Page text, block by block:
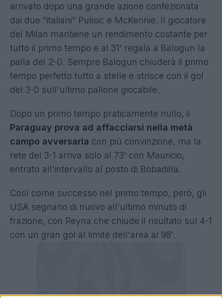
arrivato dopo una grande azione confezionata
dai due "italiani" Pulisic e McKennie. Il giocatore
del Milan mantiene un rendimento costante per
tutto il primo tempo e al 31' regala a Balogun la
palla del 2-0. Sempre Balogun chiuderà il primo
tempo perfetto tutto a stelle e strisce con il gol
del 3-0 sull'ultimo pallone giocabile.
Dopo un primo tempo praticamente nullo, il
Paraguay prova ad affacciarsi nella metà
campo avversaria con più convinzione, ma la
rete del 3-1 arriva solo al 73' con Mauricio,
entrato all'intervallo al posto di Bobadilla.
Così come successo nel primo tempo, però, gli
USA segnano di nuovo all'ultimo minuto di
frazione, con Reyna che chiude il risultato sul 4-1
con un gran gol al limite dell'area al 98'.